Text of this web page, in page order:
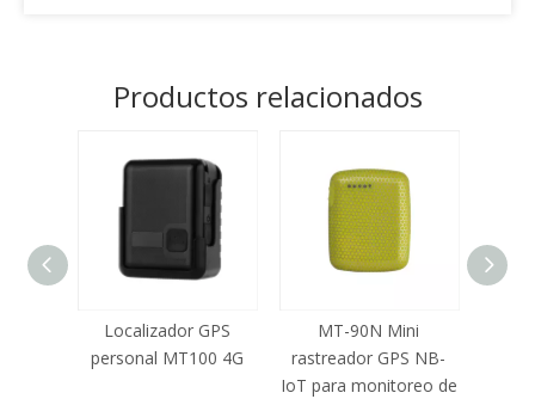
Productos relacionados
Localizador GPS
personal MT100 4G
MT-90N Mini
rastreador GPS NB-
IoT para monitoreo de